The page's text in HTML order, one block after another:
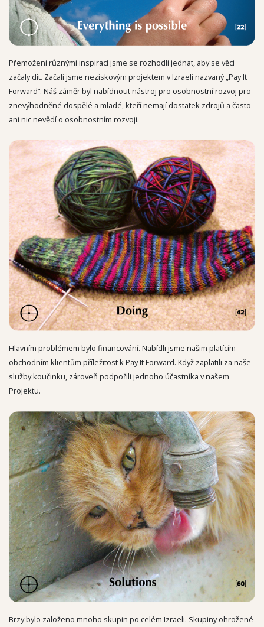
Přemoženi různými inspirací jsme se rozhodli jednat, aby se věci
začaly dít. Začali jsme neziskovým projektem v Izraeli nazvaný „Pay It
Forward“. Náš záměr byl nabídnout nástroj pro osobnostní rozvoj pro
znevýhodněné dospělé a mladé, kteří nemají dostatek zdrojů a často
ani nic nevědí o osobnostním rozvoji.
Hlavním problémem bylo financování. Nabídli jsme našim platícím
obchodním klientům příležitost k Pay It Forward. Když zaplatili za naše
služby koučinku, zároveň podpořili jednoho účastníka v našem
Projektu.
Brzy bylo založeno mnoho skupin po celém Izraeli. Skupiny ohrožené